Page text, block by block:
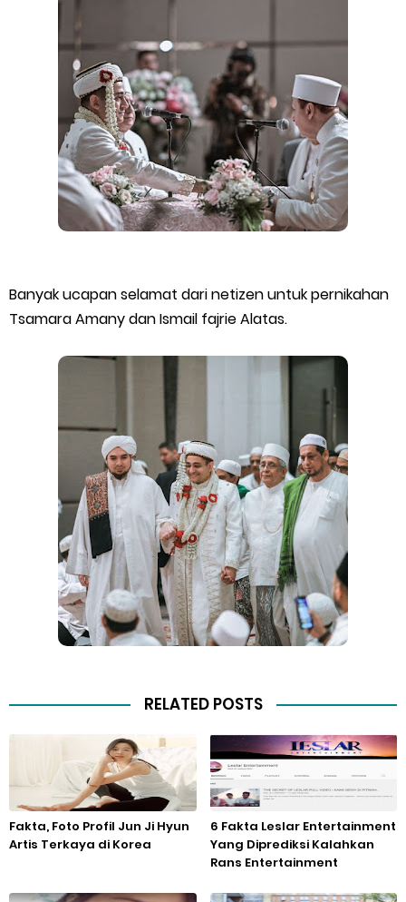
Banyak ucapan selamat dari netizen untuk pernikahan
Tsamara Amany dan Ismail fajrie Alatas.
RELATED POSTS
Fakta, Foto Profil Jun Ji Hyun
Artis Terkaya di Korea
6 Fakta Leslar Entertainment
Yang Diprediksi Kalahkan
Rans Entertainment